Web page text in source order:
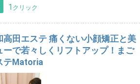
1 クリック
高田エステ 痛くない小顔矯正と美
ーで若々しくリフトアップ！まご
テMatoria